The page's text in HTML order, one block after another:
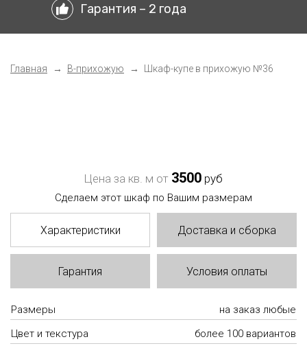
Гарантия – 2 года
Главная В-прихожую Шкаф-купе в прихожую №36
Цена за кв. м от 3500 руб
Сделаем этот шкаф по Вашим размерам
Характеристики Доставка и сборка
Гарантия Условия оплаты
Размеры
на заказ любые
Цвет и текстура
более 100 вариантов